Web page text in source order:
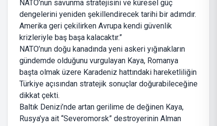
NATO’nun savunma stratejisini ve küresel güç
dengelerini yeniden şekillendirecek tarihi bir adımdır.
Amerika geri çekilirken Avrupa kendi güvenlik
krizleriyle baş başa kalacaktır.”
NATO’nun doğu kanadında yeni askeri yığınakların
gündemde olduğunu vurgulayan Kaya, Romanya
başta olmak üzere Karadeniz hattındaki hareketliliğin
Türkiye açısından stratejik sonuçlar doğurabileceğine
dikkat çekti.
Baltık Denizi’nde artan gerilime de değinen Kaya,
Rusya’ya ait “Severomorsk” destroyerinin Alman